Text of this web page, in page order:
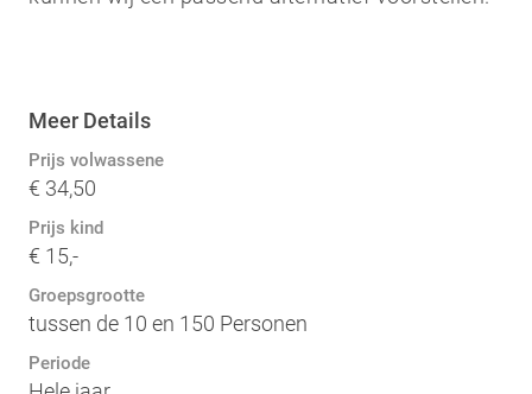
Meer Details
Prijs volwassene
€ 34,50
Prijs kind
€ 15,-
Groepsgrootte
tussen de 10 en 150 Personen
Periode